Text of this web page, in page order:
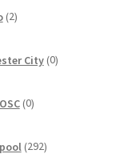
2izdelka
City 0izdelkov
0izdelkov
292izdelkov